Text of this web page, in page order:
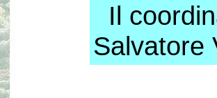
Il
Salvatore